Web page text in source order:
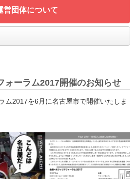
営団体について
ォーラム2017開催のお知らせ
ム2017を6月に名古屋市で開催いたしま